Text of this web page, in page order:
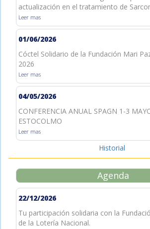
actualización en el tratamiento de
Leer mas
01/06/2026
Cóctel Solidario de la Fundación Mari
2026
Leer mas
04/05/2026
CONFERENCIA ANUAL SPAGN 1-3
ESTOCOLMO
Leer mas
Historial
Agenda
22/12/2026
Tu participación solidaria con la
de la Lotería Nacional.